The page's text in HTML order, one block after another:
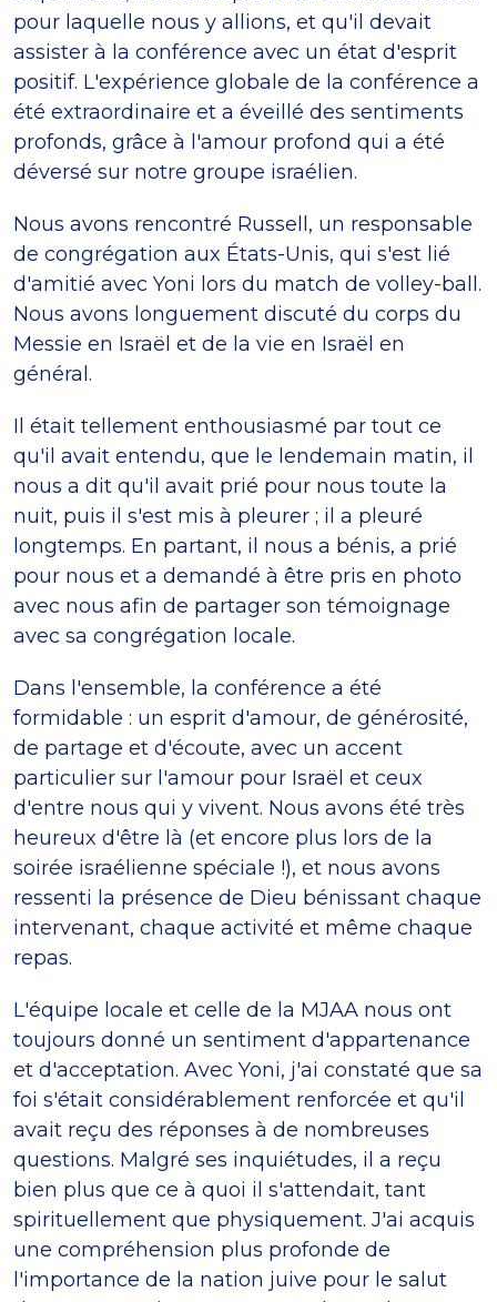
pour laquelle nous y allions, et qu'il devait
assister à la conférence avec un état d'esprit
positif. L'expérience globale de la conférence a
été extraordinaire et a éveillé des sentiments
profonds, grâce à l'amour profond qui a été
déversé sur notre groupe israélien.
Nous avons rencontré Russell, un responsable
de congrégation aux États-Unis, qui s'est lié
d'amitié avec Yoni lors du match de volley-ball.
Nous avons longuement discuté du corps du
Messie en Israël et de la vie en Israël en
général.
Il était tellement enthousiasmé par tout ce
qu'il avait entendu, que le lendemain matin, il
nous a dit qu'il avait prié pour nous toute la
nuit, puis il s'est mis à pleurer ; il a pleuré
longtemps. En partant, il nous a bénis, a prié
pour nous et a demandé à être pris en photo
avec nous afin de partager son témoignage
avec sa congrégation locale.
Dans l'ensemble, la conférence a été
formidable : un esprit d'amour, de générosité,
de partage et d'écoute, avec un accent
particulier sur l'amour pour Israël et ceux
d'entre nous qui y vivent. Nous avons été très
heureux d'être là (et encore plus lors de la
soirée israélienne spéciale !), et nous avons
ressenti la présence de Dieu bénissant chaque
intervenant, chaque activité et même chaque
repas.
L'équipe locale et celle de la MJAA nous ont
toujours donné un sentiment d'appartenance
et d'acceptation. Avec Yoni, j'ai constaté que sa
foi s'était considérablement renforcée et qu'il
avait reçu des réponses à de nombreuses
questions. Malgré ses inquiétudes, il a reçu
bien plus que ce à quoi il s'attendait, tant
spirituellement que physiquement. J'ai acquis
une compréhension plus profonde de
l'importance de la nation juive pour le salut